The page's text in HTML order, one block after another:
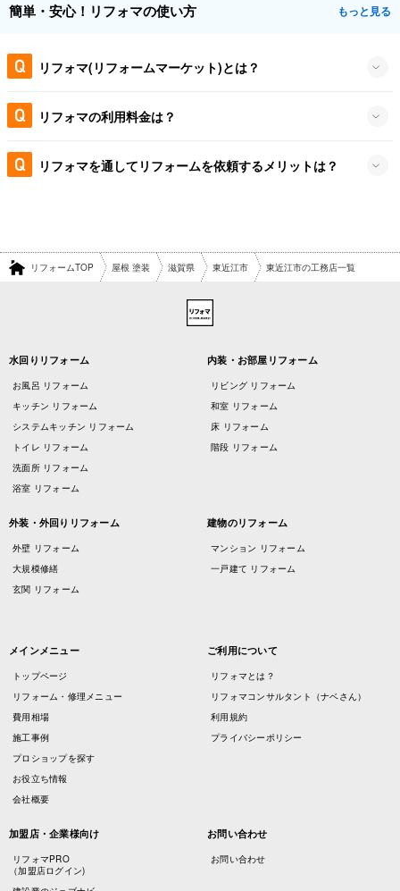
簡単・安心！リフォマの使い方 もっと見る
リフォマ(リフォームマーケット)とは？
リフォマの利用料金は？
リフォマを通してリフォームを依頼するメリットは？
リフォームTOP 屋根 塗装 滋賀県 東近江市 東近江市の工務店一覧
水回りリフォーム
お風呂 リフォーム
キッチン リフォーム
システムキッチン リフォーム
トイレ リフォーム
洗面所 リフォーム
浴室 リフォーム
内装・お部屋リフォーム
リビング リフォーム
和室 リフォーム
床 リフォーム
階段 リフォーム
外装・外回りリフォーム
外壁 リフォーム
大規模修繕
玄関 リフォーム
建物のリフォーム
マンション リフォーム
一戸建て リフォーム
メインメニュー
トップページ
リフォーム・修理メニュー
費用相場
施工事例
プロショップを探す
お役立ち情報
会社概要
ご利用について
リフォマとは？
リフォマコンサルタント（ナベさん）
利用規約
プライバシーポリシー
加盟店・企業様向け
リフォマPRO
（加盟店ログイン)
お問い合わせ
お問い合わせ